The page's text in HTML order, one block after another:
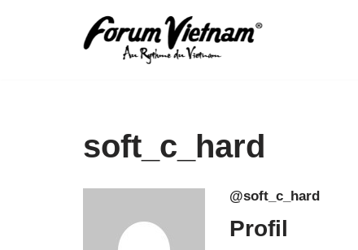
soft_c_hard
@soft_c_hard
Profil